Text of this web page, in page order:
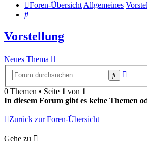
Foren-ÜbersichtAllgemeines
Suche
Vorstellung
Neues Thema
Suche
0 Themen • Seite 1 von 1
In diesem Forum gibt es keine Themen
Zurück zur Foren-Übersicht
Gehe zu